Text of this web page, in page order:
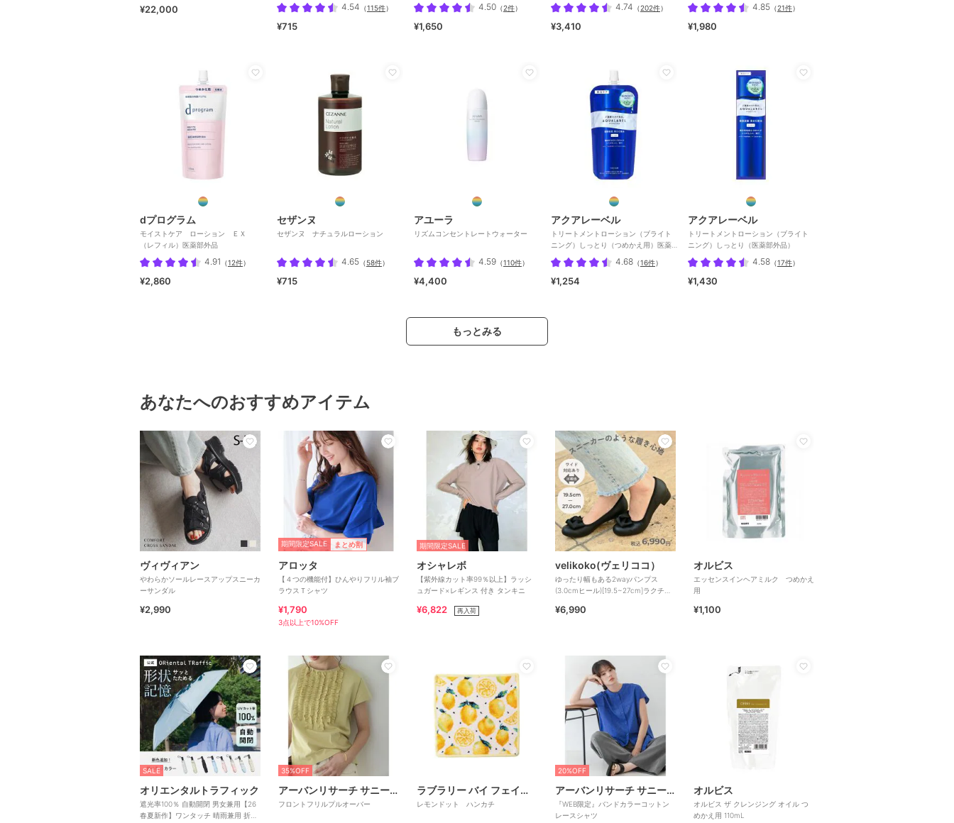
¥22,000 4.54 （115件）
¥715
4.50 （2件）
¥1,650
4.74 （202件）
¥3,410
4.85 （21件）
¥1,980
dプログラム
モイストケア ローション ＥＸ
（レフィル）医薬部外品
4.91 （12件）
¥2,860
セザンヌ
セザンヌ ナチュラルローション
4.65 （58件）
¥715
アユーラ
リズムコンセントレートウォーター
4.59 （110件）
¥4,400
アクアレーベル
トリートメントローション（ブライト
ニング）しっとり（つめかえ用）医薬
部外品
4.68 （16件）
¥1,254
アクアレーベル
トリートメントローション（ブライト
ニング）しっとり（医薬部外品）
4.58 （17件）
¥1,430
もっとみる
あなたへのおすすめアイテム
ヴィヴィアン
やわらかソールレースアップスニーカ
ーサンダル
¥2,990
期間限定SALE まとめ割
アロッタ
【４つの機能付】ひんやりフリル袖ブ
ラウスＴシャツ
¥1,790
3点以上で10%OFF
期間限定SALE
オシャレボ
【紫外線カット率99％以上】ラッシ
ュガード×レギンス 付き タンキニ
¥6,822 再入荷
velikoko(ヴェリココ）
ゆったり幅もある2wayパンプス
(3.0cmヒール)[19.5~27cm]ラクチン
¥6,990
オルビス
エッセンスインヘアミルク つめかえ
用
¥1,100
SALE
オリエンタルトラフィック
遮光率100％ 自動開閉 男女兼用【26
春夏新作】ワンタッチ 晴雨兼用 折り
35%OFF
アーバンリサーチ サニーレーベル
フロントフリルプルオーバー
ラブラリー バイ フェイラー
レモンドット ハンカチ
20%OFF
アーバンリサーチ サニーレーベル
『WEB限定』バンドカラーコットン
レースシャツ
オルビス
オルビス ザ クレンジング オイル つ
めかえ用 110mL